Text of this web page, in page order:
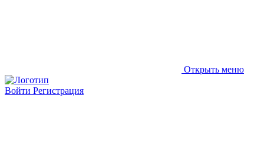
Открыть меню
Войти Регистрация